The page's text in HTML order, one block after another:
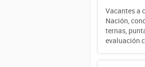
Vacantes a
Nación,
ternas,
evaluación